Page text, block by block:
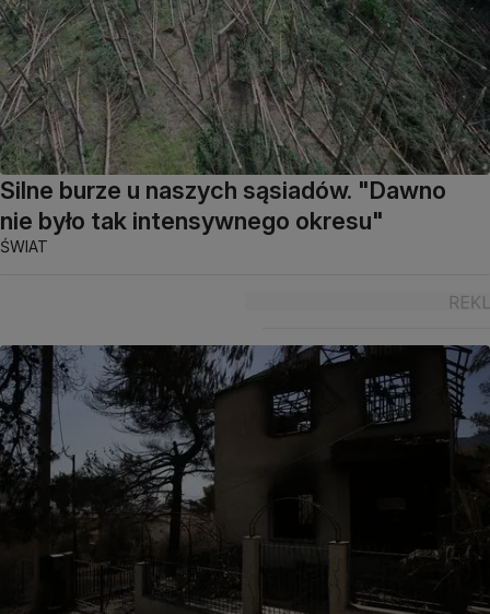
Silne burze u naszych sąsiadów. "Dawno
nie było tak intensywnego okresu"
ŚWIAT